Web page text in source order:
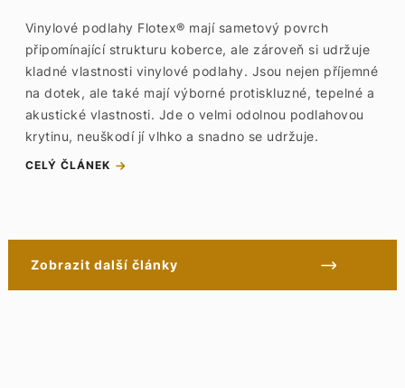
Vinylové podlahy Flotex® mají sametový povrch
připomínající strukturu koberce, ale zároveň si udržuje
kladné vlastnosti vinylové podlahy. Jsou nejen příjemné
na dotek, ale také mají výborné protiskluzné, tepelné a
akustické vlastnosti. Jde o velmi odolnou podlahovou
krytinu, neuškodí jí vlhko a snadno se udržuje.
CELÝ ČLÁNEK
Zobrazit další články